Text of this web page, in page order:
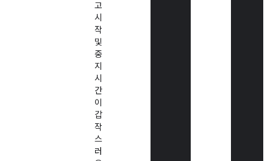
고
시
작
및
중
지
시
간
이
갑
작
스
러